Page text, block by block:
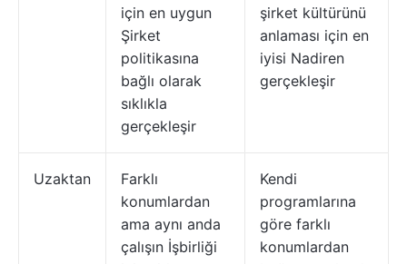
için en uygun
Şirket
politikasına
bağlı olarak
sıklıkla
gerçekleşir
şirket kültürünü
anlaması için en
iyisi Nadiren
gerçekleşir
Uzaktan
Farklı
konumlardan
ama aynı anda
çalışın İşbirliği
Kendi
programlarına
göre farklı
konumlardan